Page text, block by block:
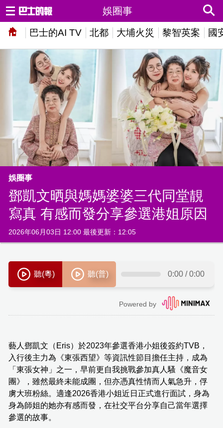
巴士的AI TV 北都 大埔火災 黎智英案 國
娛圈事
娛圈事
鄧凱文晒與媽媽婆婆三代同堂靚
寫真 有感而發分享參選港姐原因
2026年06月03日 12:00 最後更新：12:05
藝人鄧凱文（Eris）於2023年參選香港小姐後簽約TVB，
入行後主力為《東張西望》等資訊性節目擔任主持，成為
「東張女神」之一，早前更自我挑戰參加真人騷《魔音女
團》，雖然最終未能成團，但亦憑真性情而人氣急升，俘
虜大班粉絲。適逢2026香港小姐近日正式進行面試，身為
身為師姐的她亦有感而發，在社交平台分享自己當年選擇
參選的故事。